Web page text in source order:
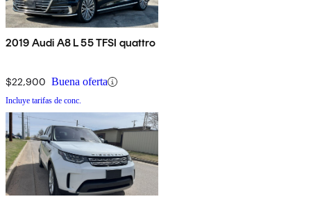
2019 Audi A8 L 55 TFSI quattro
$22,900 Buena oferta
Incluye tarifas de conc.